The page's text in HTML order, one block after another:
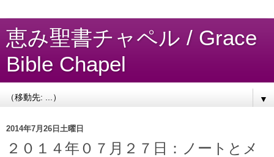
恵み聖書チャペル / Grace
Bible Chapel
▼
2014年7月26日土曜日
２０１４年０７月２７日：ノートとメ